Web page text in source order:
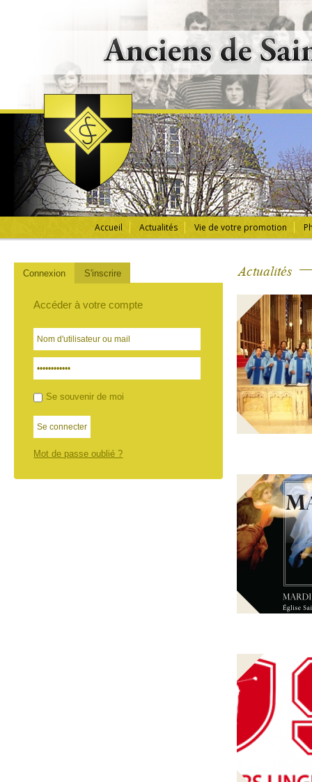
Accueil Actualités Vie de votre promotion
Connexion S'inscrire
Accéder à votre compte
Se souvenir de moi
Mot de passe oublié ?
Actualités